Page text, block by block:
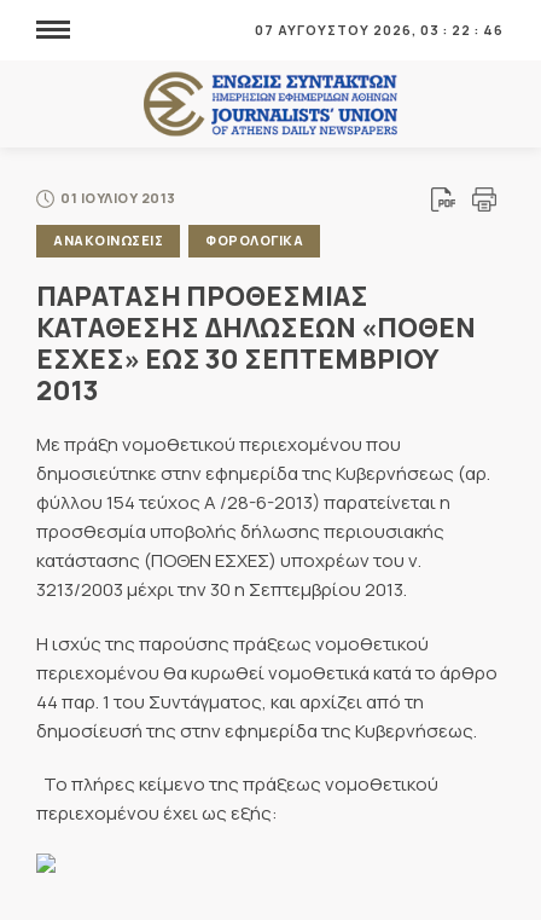
07 ΑΥΓΟΥΣΤΟΥ 2026, 03 : 22 : 46
01 ΙΟΥΛΙΟΥ 2013
ΑΝΑΚΟΙΝΩΣΕΙΣ ΦΟΡΟΛΟΓΙΚΑ
ΠΑΡΑΤΑΣΗ ΠΡΟΘΕΣΜΙΑΣ
ΚΑΤΑΘΕΣΗΣ ΔΗΛΩΣΕΩΝ «ΠΟΘΕΝ
ΕΣΧΕΣ» ΕΩΣ 30 ΣΕΠΤΕΜΒΡΙΟΥ
2013
Με πράξη νομοθετικού περιεχομένου που
δημοσιεύτηκε στην εφημερίδα της Κυβερνήσεως (αρ.
φύλλου 154 τεύχος Α /28-6-2013) παρατείνεται η
προσθεσμία υποβολής δήλωσης περιουσιακής
κατάστασης (ΠΟΘΕΝ ΕΣΧΕΣ) υποχρέων του ν.
3213/2003 μέχρι την 30 η Σεπτεμβρίου 2013.
Η ισχύς της παρούσης πράξεως νομοθετικού
περιεχομένου θα κυρωθεί νομοθετικά κατά το άρθρο
44 παρ. 1 του Συντάγματος, και αρχίζει από τη
δημοσίευσή της στην εφημερίδα της Κυβερνήσεως.
Το πλήρες κείμενο της πράξεως νομοθετικού
περιεχομένου έχει ως εξής: